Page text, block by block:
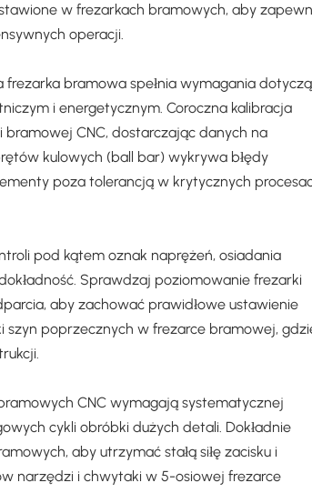
w frezarkach bramowych, aby
operacji.
bramowa spełnia wymagania
i energetycznym. Coroczna kalibracja
CNC, dostarczając danych na
kulowych (ball bar) wykrywa błędy
poza tolerancją w krytycznych
pod kątem oznak naprężeń, osiadania
Sprawdzaj poziomowanie frezarki
aby zachować prawidłowe ustawienie
szyn poprzecznych w frezarce bramowej,
CNC wymagają systematycznej
cykli obróbki dużych detali. Dokładnie
aby utrzymać stałą siłę zacisku i
narzędzi i chwytaki w 5-osiowej frezarce